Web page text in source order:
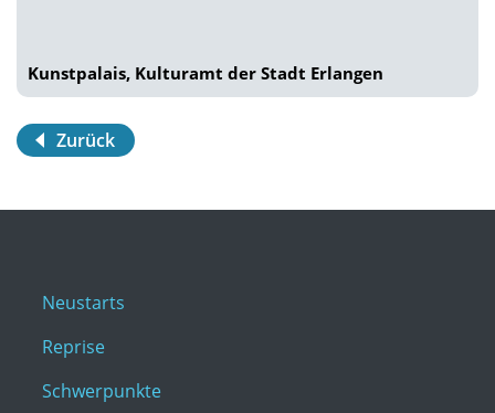
Kunstpalais, Kulturamt der Stadt Erlangen
Zurück
Neustarts
Reprise
Schwerpunkte